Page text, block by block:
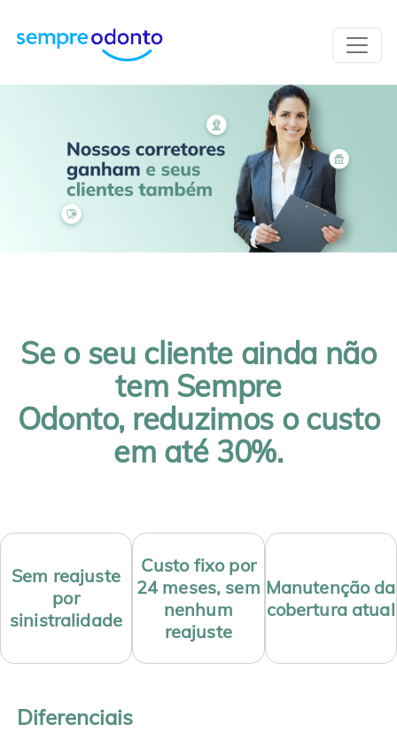
Se o seu cliente ainda não
tem Sempre
Odonto, reduzimos o custo
em até 30%.
Sem reajuste
por
sinistralidade
Custo fixo por
24 meses, sem
nenhum
reajuste
Manutenção da
cobertura atual
Diferenciais